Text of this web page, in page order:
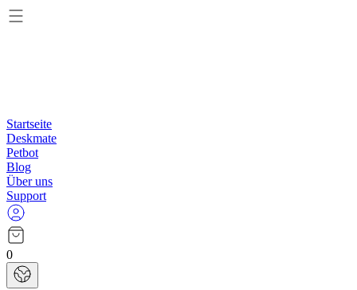
Startseite
Deskmate
Petbot
Blog
Über uns
Support
0